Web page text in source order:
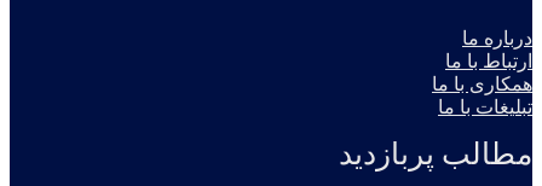
درباره ما
ارتباط با ما
همکاری با ما
تبلیغات با ما
مطالب پربازدید